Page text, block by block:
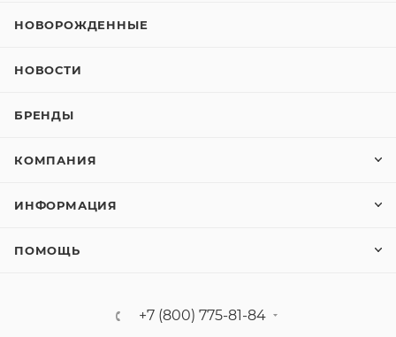
НОВОРОЖДЕННЫЕ
НОВОСТИ
БРЕНДЫ
КОМПАНИЯ
ИНФОРМАЦИЯ
ПОМОЩЬ
+7 (800) 775-81-84